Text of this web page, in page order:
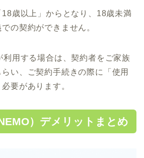
歳以上」からとなり、18歳未満
の契約ができません。
利用する場合は、契約者をご家族
い、ご契約手続きの際に「使用
要があります。
）デメリットまとめ